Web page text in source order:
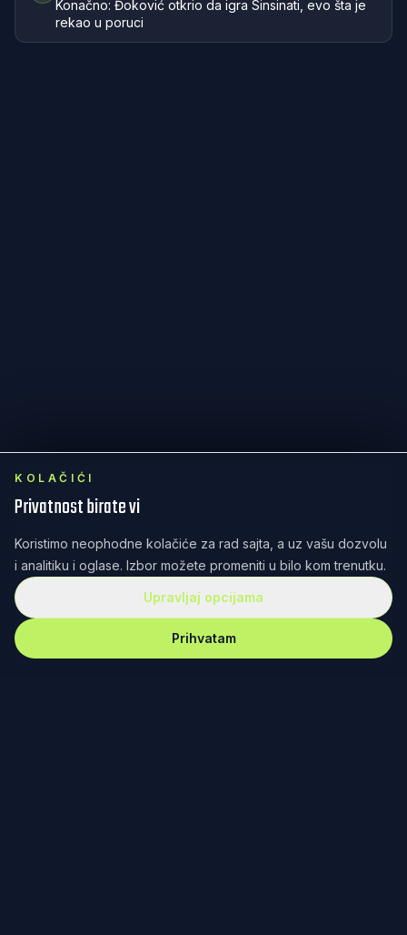
Konačno: Đoković otkrio da igra Sinsinati, evo šta je
rekao u poruci
KOLAČIĆI
Privatnost birate vi
Koristimo neophodne kolačiće za rad sajta, a uz vašu dozvolu
i analitiku i oglase. Izbor možete promeniti u bilo kom trenutku.
Upravljaj opcijama
Prihvatam